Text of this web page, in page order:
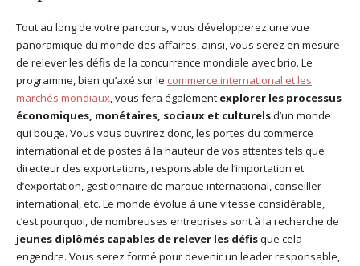
Tout au long de votre parcours, vous développerez une vue
panoramique du monde des affaires, ainsi, vous serez en mesure
de relever les défis de la concurrence mondiale avec brio. Le
programme, bien qu’axé sur le commerce international et les
marchés mondiaux, vous fera également explorer les processus
économiques, monétaires, sociaux et culturelsd’un monde
qui bouge. Vous vous ouvrirez donc, les portes du commerce
international et de postes à la hauteur de vos attentes tels que
directeur des exportations, responsable de l’importation et
d’exportation, gestionnaire de marque international, conseiller
international, etc. Le monde évolue à une vitesse considérable,
c’est pourquoi, de nombreuses entreprises sont à la recherche de
jeunes diplômés capables de relever les défisque cela
engendre. Vous serez formé pour devenir un leader responsable,